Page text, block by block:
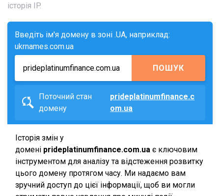
історія IP.
Введіть ім'я домену в зоні .UA, наприклад:
ukrnames.com.ua
ПОШУК
Поточний стан
домену
prideplatinumfinance.c
om.ua
Історія змін у
домені prideplatinumfinance.com.ua є ключовим
інструментом для аналізу та відстеження розвитку
цього домену протягом часу. Ми надаємо вам
зручний доступ до цієї інформації, щоб ви могли